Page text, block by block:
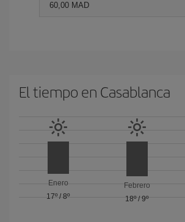
60,00 MAD
El tiempo en Casablanca
Enero
17º /8º
Febrero
18º/ 9º